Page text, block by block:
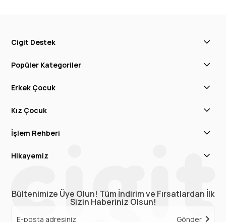
Cigit Destek
Popüler Kategoriler
Erkek Çocuk
Kız Çocuk
İşlem Rehberi
Hikayemiz
Bültenimize Üye Olun! Tüm İndirim ve Fırsatlardan İlk
Sizin Haberiniz Olsun!
Gönder